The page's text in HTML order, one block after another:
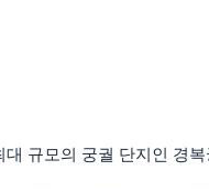
규모의 궁궐 단지인 경